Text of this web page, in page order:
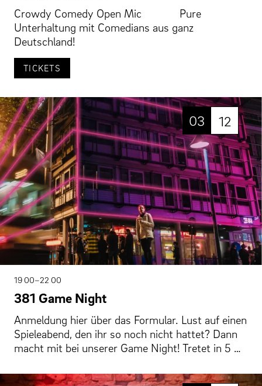
Crowdy Comedy Open Mic Pure
Unterhaltung mit Comedians aus ganz
Deutschland!
TICKETS
03 12
19 00–22 00
381 Game Night
Anmeldung hier über das Formular. Lust auf einen
Spieleabend, den ihr so noch nicht hattet? Dann
macht mit bei unserer Game Night! Tretet in 5 …